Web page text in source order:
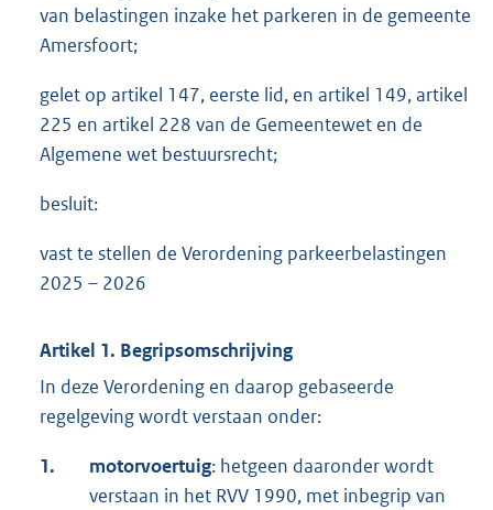
van belastingen inzake het parkeren in de gemeente
Amersfoort;
gelet op artikel 147, eerste lid, en artikel 149, artikel
225 en artikel 228 van de Gemeentewet en de
Algemene wet bestuursrecht;
besluit:
vast te stellen de Verordening parkeerbelastingen
2025 – 2026
Artikel 1. Begripsomschrijving
In deze Verordening en daarop gebaseerde
regelgeving wordt verstaan onder:
1. motorvoertuig: hetgeen daaronder wordt
verstaan in het RVV 1990, met inbegrip van